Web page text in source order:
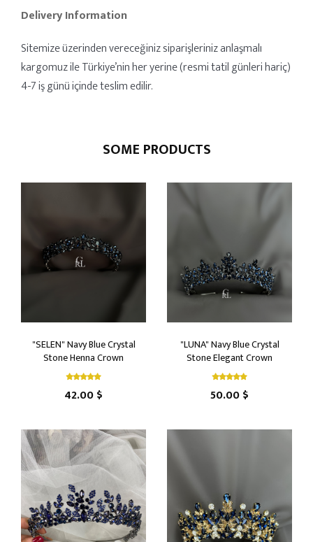
Delivery Information
Sitemize üzerinden vereceğiniz siparişleriniz anlaşmalı
kargomuz ile Türkiye’nin her yerine (resmi tatil günleri hariç)
4-7 iş günü içinde teslim edilir.
SOME PRODUCTS
"SELEN" Navy Blue Crystal
Stone Henna Crown
42.00 $
"LUNA" Navy Blue Crystal
Stone Elegant Crown
50.00 $